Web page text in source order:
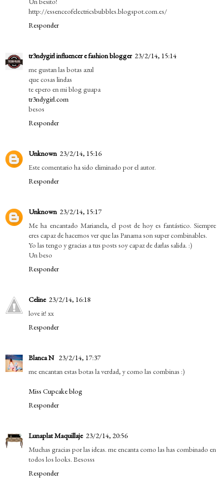
http://essenceofelectricsbubbles.blogspot.com.es/
Responder
tr3ndygirl influencer e fashion blogger 23/2/14, 15:14
me gustan las botas azul
que cosas lindas
te epero en mi blog guapa
tr3ndygirl.com
besos
Responder
Unknown 23/2/14, 15:16
Este comentario ha sido eliminado por el autor.
Responder
Unknown 23/2/14, 15:17
Me ha encantado Marianela, el post de hoy es fantástico. Siempre
eres capaz de hacernos ver que las Panama son super combinables.
Yo las tengo y gracias a tus posts soy capaz de darlas salida. :)
Un beso
Responder
Celine 23/2/14, 16:18
love it! xx
Responder
Blanca N 23/2/14, 17:37
me encantan estas botas la verdad, y como las combinas :)
Miss Cupcake blog
Responder
Lunaplat Maquillaje 23/2/14, 20:56
Muchas gracias por las ideas. me encanta como las has combinado en
todos los looks. Besosss
Responder